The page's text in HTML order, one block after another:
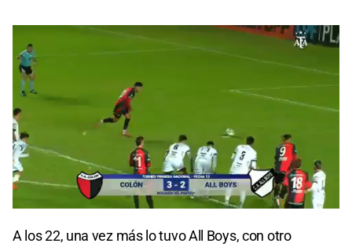
of
A los 22, una vez más lo tuvo All Boys, con otro